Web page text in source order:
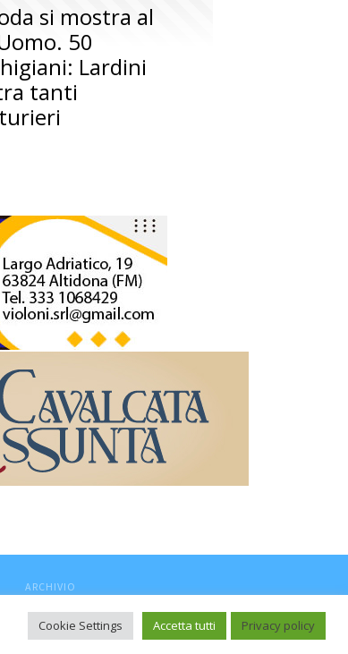
si mostra al
50
Lardini
tanti
ARCHIVIO
n.04/2010 del 05/08/2010
Cookie Settings Accetta tutti Privacy policy